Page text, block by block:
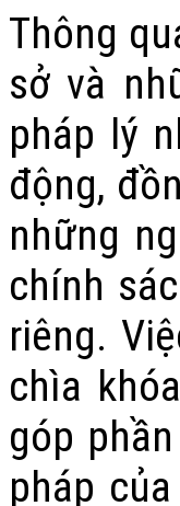
Thông
sở và
pháp lý
động,
những
chính
riêng.
chìa
góp
pháp